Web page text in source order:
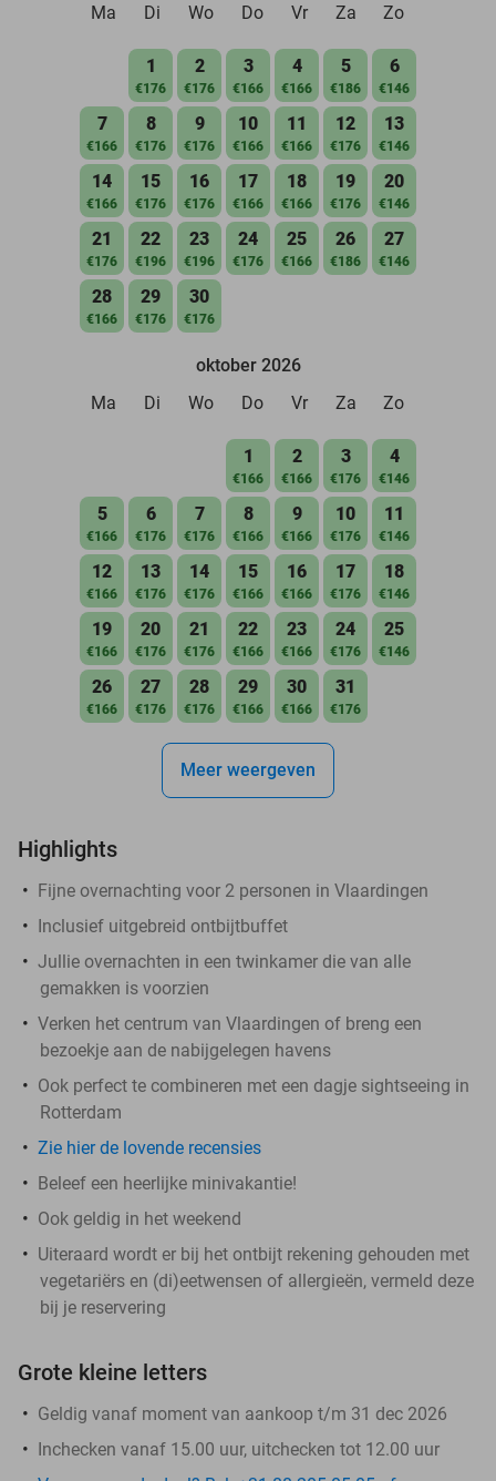
Ma
Di Wo Do Vr Za Zo
1
€176
2
€176
3
€166
4
€166
5
€186
6
€146
7
€166
8
€176
9
€176
10
€166
11
€166
12
€176
13
€146
14
€166
15
€176
16
€176
17
€166
18
€166
19
€176
20
€146
21
€176
22
€196
23
€196
24
€176
25
€166
26
€186
27
€146
28
€166
29
€176
30
€176
oktober 2026
Ma
Di Wo Do Vr Za Zo
1
€166
2
€166
3
€176
4
€146
5
€166
6
€176
7
€176
8
€166
9
€166
10
€176
11
€146
12
€166
13
€176
14
€176
15
€166
16
€166
17
€176
18
€146
19
€166
20
€176
21
€176
22
€166
23
€166
24
€176
25
€146
26
€166
27
€176
28
€176
29
€166
30
€166
31
€176
Meer weergeven
Highlights
Fijne overnachting voor 2 personen in Vlaardingen
Inclusief uitgebreid ontbijtbuffet
Jullie overnachten in een twinkamer die van alle
gemakken is voorzien
Verken het centrum van Vlaardingen of breng een
bezoekje aan de nabijgelegen havens
Ook perfect te combineren met een dagje sightseeing in
Rotterdam
Zie hier de lovende recensies
Beleef een heerlijke minivakantie!
Ook geldig in het weekend
Uiteraard wordt er bij het ontbijt rekening gehouden met
vegetariërs en (di)eetwensen of allergieën, vermeld deze
bij je reservering
Grote kleine letters
Geldig vanaf moment van aankoop t/m 31 dec 2026
Inchecken vanaf 15.00 uur, uitchecken tot 12.00 uur